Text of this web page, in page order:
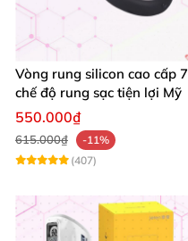
Vòng rung silicon cao cấp 7
chế độ rung sạc tiện lợi Mỹ
550.000₫
615.000₫
-11%
(407)